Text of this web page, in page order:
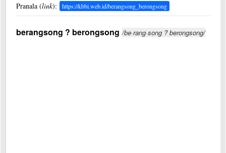
Pranala (link): https://kbbi.web.id/berangsong_berongsong
berangsong ? berongsong /be·rang·song ? berongsong/